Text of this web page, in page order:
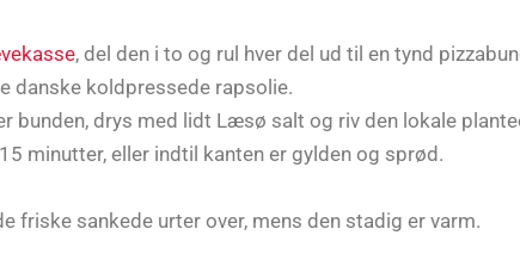
, del den i to og rul hver del ud til en tynd
danske koldpressede rapsolie.
bunden, drys med lidt Læsø salt og riv den lokale
minutter, eller indtil kanten er gylden og sprød.
friske sankede urter over, mens den stadig er varm.